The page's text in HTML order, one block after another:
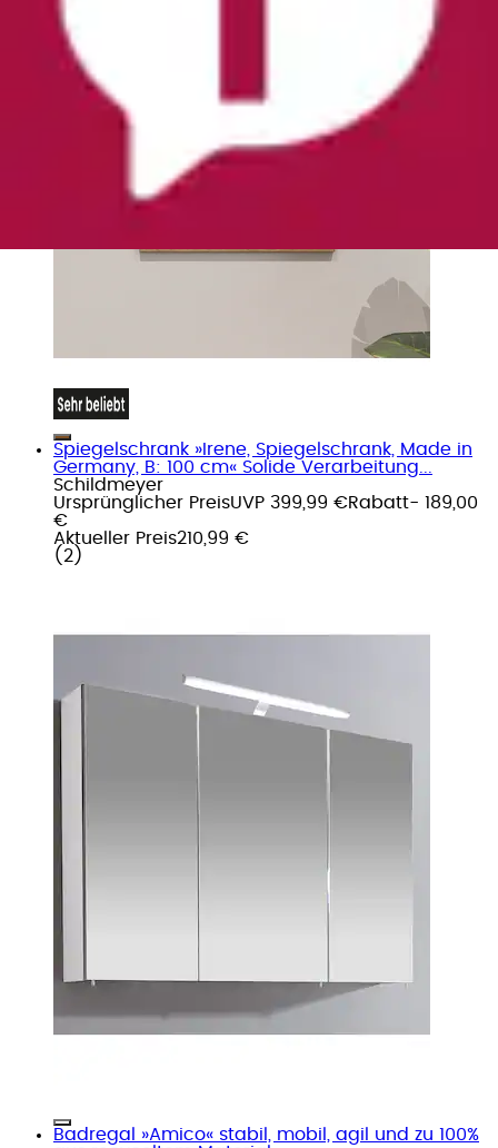
Spiegelschrank »Irene, Spiegelschrank, Made in
Germany, B: 100 cm« Solide Verarbeitung...
Schildmeyer
Ursprünglicher PreisUVP 399,99 €Rabatt- 189,00
€
Aktueller Preis210,99 €
( 2 )
Badregal »Amico« stabil, mobil, agil und zu 100%